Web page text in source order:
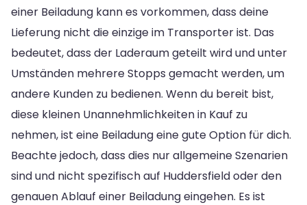
einer Beiladung kann es vorkommen, dass deine
Lieferung nicht die einzige im Transporter ist. Das
bedeutet, dass der Laderaum geteilt wird und unter
Umständen mehrere Stopps gemacht werden, um
andere Kunden zu bedienen. Wenn du bereit bist,
diese kleinen Unannehmlichkeiten in Kauf zu
nehmen, ist eine Beiladung eine gute Option für dich.
Beachte jedoch, dass dies nur allgemeine Szenarien
sind und nicht spezifisch auf Huddersfield oder den
genauen Ablauf einer Beiladung eingehen. Es ist